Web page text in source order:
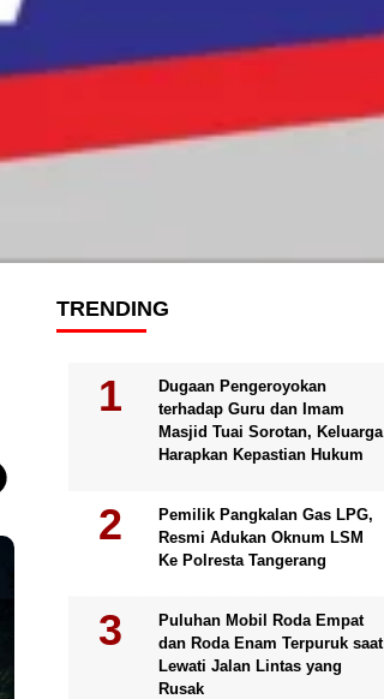
TRENDING
Dugaan Pengeroyokan
terhadap Guru dan Imam
Masjid Tuai Sorotan, Keluarga
Harapkan Kepastian Hukum
Pemilik Pangkalan Gas LPG,
Resmi Adukan Oknum LSM
Ke Polresta Tangerang
Puluhan Mobil Roda Empat
dan Roda Enam Terpuruk saat
Lewati Jalan Lintas yang
Rusak